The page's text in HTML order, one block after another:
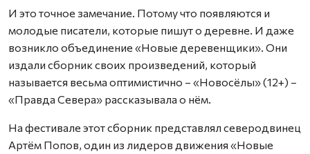
И это точное замечание. Потому что появляются и
молодые писатели, которые пишут о деревне. И даже
возникло объединение «Новые деревенщики». Они
издали сборник своих произведений, который
называется весьма оптимистично – «Новосёлы» (12+) –
«Правда Севера» рассказывала о нём.
На фестивале этот сборник представлял северодвинец
Артём Попов, один из лидеров движения «Новые